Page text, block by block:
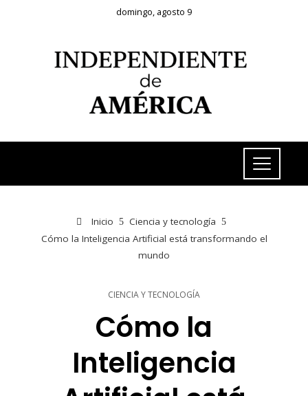
domingo, agosto 9
Inicio
Ciencia y tecnología
Cómo la Inteligencia Artificial está transformando el
mundo
CIENCIA Y TECNOLOGÍA
Cómo la
Inteligencia